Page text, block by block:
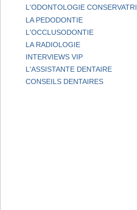
L'ODONTOLOGIE
LA PEDODONTIE
L'OCCLUSODONTIE
LA RADIOLOGIE
INTERVIEWS VIP
L'ASSISTANTE DENTAIRE
CONSEILS DENTAIRES